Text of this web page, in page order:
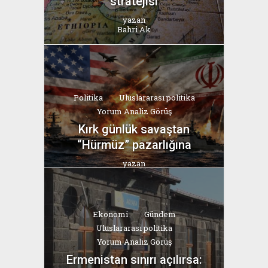
yazan
Bahri Ak
Politika
Uluslararası politika
Yorum Analiz Görüş
Kırk günlük savaştan
“Hürmüz” pazarlığına
yazan
Bahri Ak
Ekonomi
Gündem
Uluslararası politika
Yorum Analiz Görüş
Ermenistan sınırı açılırsa: